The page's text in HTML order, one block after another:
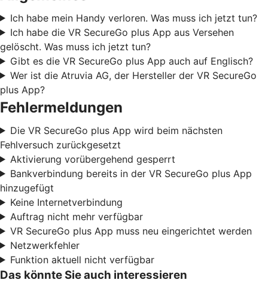
Ich habe mein Handy verloren. Was muss ich jetzt tun?
Ich habe die VR SecureGo plus App aus Versehen
gelöscht. Was muss ich jetzt tun?
Gibt es die VR SecureGo plus App auch auf Englisch?
Wer ist die Atruvia AG, der Hersteller der VR SecureGo
plus App?
Fehlermeldungen
Die VR SecureGo plus App wird beim nächsten
Fehlversuch zurückgesetzt
Aktivierung vorübergehend gesperrt
Bankverbindung bereits in der VR SecureGo plus App
hinzugefügt
Keine Internetverbindung
Auftrag nicht mehr verfügbar
VR SecureGo plus App muss neu eingerichtet werden
Netzwerkfehler
Funktion aktuell nicht verfügbar
Das könnte Sie auch interessieren